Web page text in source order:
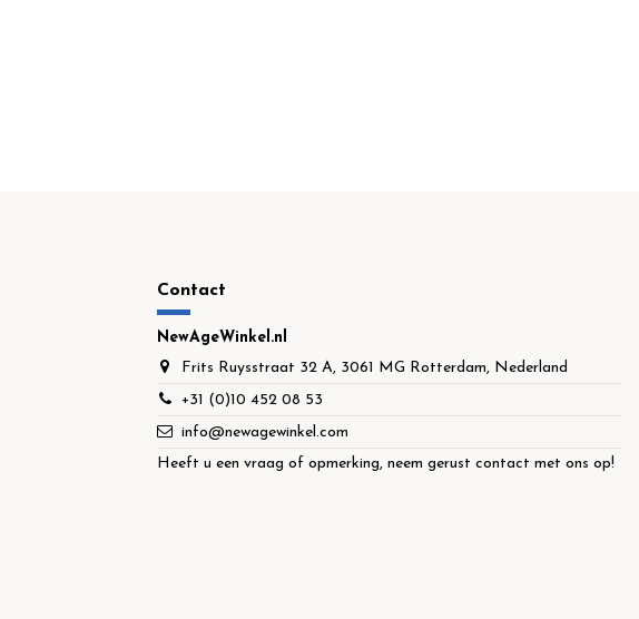
Contact
NewAgeWinkel.nl
Frits Ruysstraat 32 A, 3061 MG Rotterdam, Nederland
+31 (0)10 452 08 53
info@newagewinkel.com
Heeft u een vraag of opmerking, neem gerust contact met ons op!